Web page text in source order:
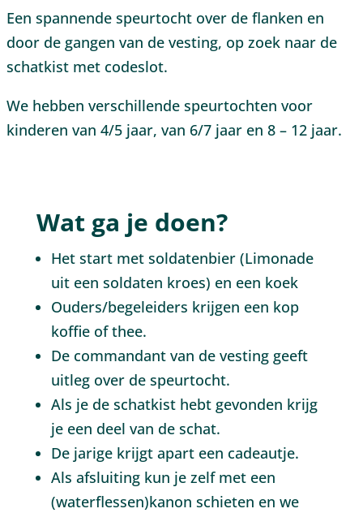
Een spannende speurtocht over de flanken en
door de gangen van de vesting, op zoek naar de
schatkist met codeslot.
We hebben verschillende speurtochten voor
kinderen van 4/5 jaar, van 6/7 jaar en 8 – 12 jaar.
Wat ga je doen?
Het start met soldatenbier (Limonade
uit een soldaten kroes) en een koek
Ouders/begeleiders krijgen een kop
koffie of thee.
De commandant van de vesting geeft
uitleg over de speurtocht.
Als je de schatkist hebt gevonden krijg
je een deel van de schat.
De jarige krijgt apart een cadeautje.
Als afsluiting kun je zelf met een
(waterflessen)kanon schieten en we